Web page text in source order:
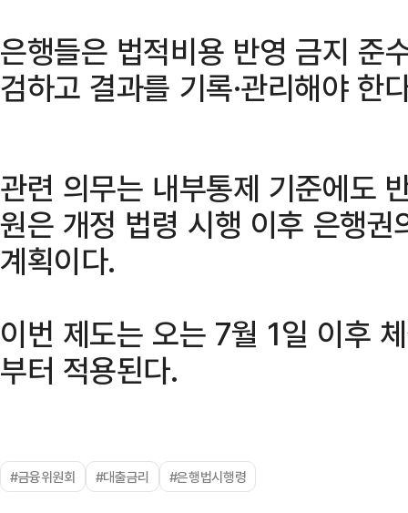
은행들은 법적비용 반영 금지 준
검하고 결과를 기록·관리해야 한
관련 의무는 내부통제 기준에도
원은 개정 법령 시행 이후 은행
계획이다.
이번 제도는 오는 7월 1일 이후
부터 적용된다.
#금융위원회 #대출금리 #은행법시행령